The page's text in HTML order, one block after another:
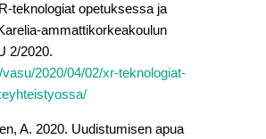
teknologiat opetuksessa ja
ammattikorkeakoulun
2/2020.
2020/04/02/xr-teknologiat-
A. 2020. Uudistumisen apua